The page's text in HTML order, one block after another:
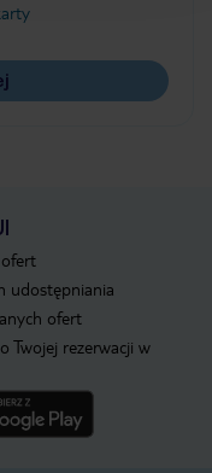
udostępniania
ofert
Twojej rezerwacji w